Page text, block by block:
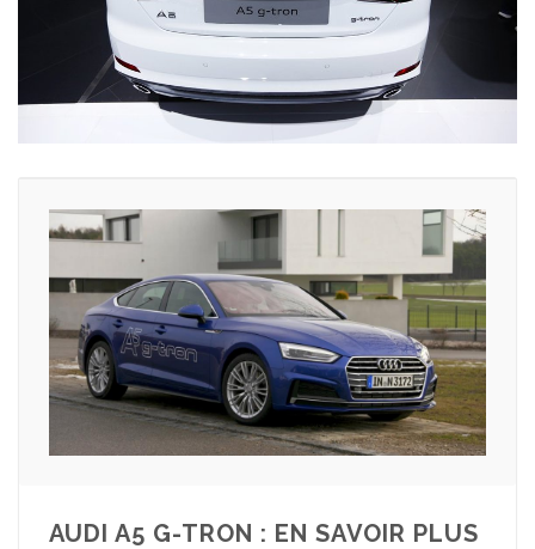
AUDI A5 G-TRON : EN SAVOIR PLUS